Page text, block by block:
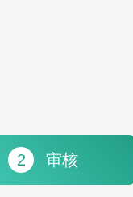
2 审核